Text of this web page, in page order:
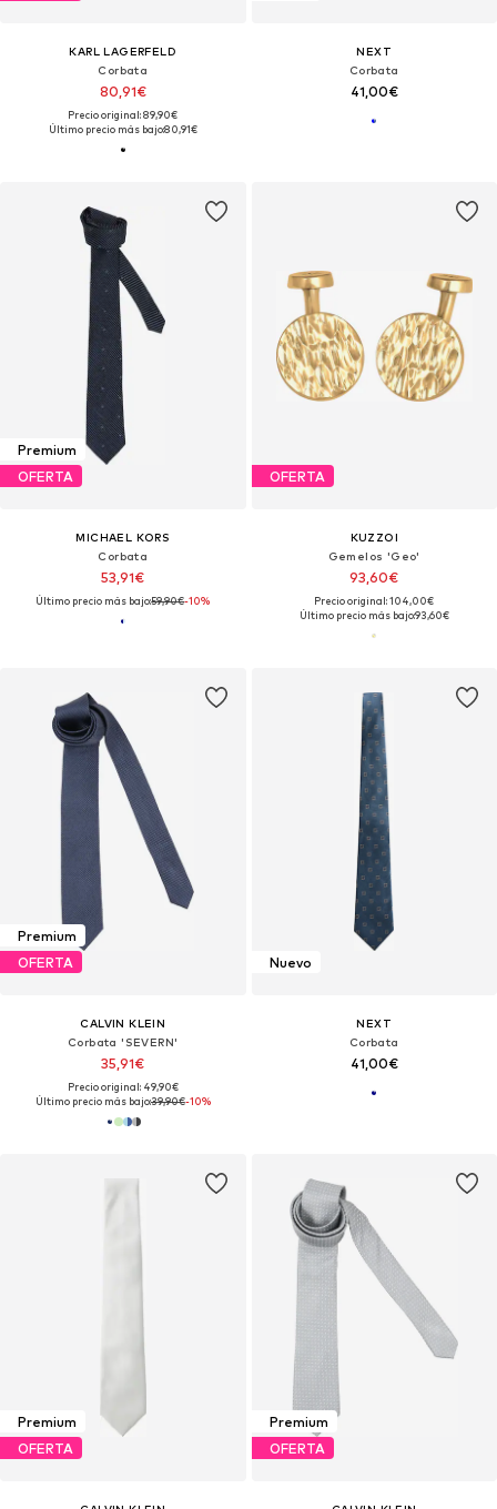
KARL LAGERFELD
Corbata
80,91€
Precio original: 89,90€
Último precio más bajo:80,91€
NEXT
Corbata
41,00€
Premium
OFERTA
MICHAEL KORS
Corbata
53,91€
Último precio más bajo:59,90€-10%
OFERTA
KUZZOI
Gemelos 'Geo'
93,60€
Precio original: 104,00€
Último precio más bajo:93,60€
Premium
OFERTA
CALVIN KLEIN
Corbata 'SEVERN'
35,91€
Precio original: 49,90€
Último precio más bajo:39,90€-10%
Nuevo
NEXT
Corbata
41,00€
Premium
OFERTA
Premium
OFERTA